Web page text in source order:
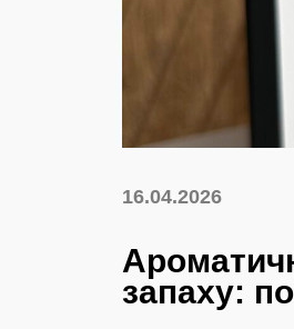
16.04.2026
запаху: